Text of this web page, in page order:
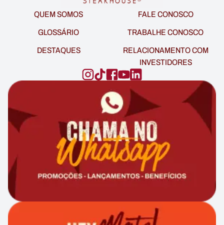
QUEM SOMOS
FALE CONOSCO
GLOSSÁRIO
TRABALHE CONOSCO
DESTAQUES
RELACIONAMENTO COM
INVESTIDORES